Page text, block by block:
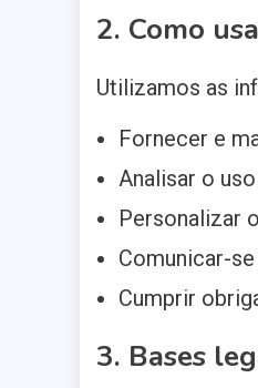
2. Como
Utilizamos as
Fornecer e
Analisar o
Personalizar
Comunicar-
Cumprir
3. Bases